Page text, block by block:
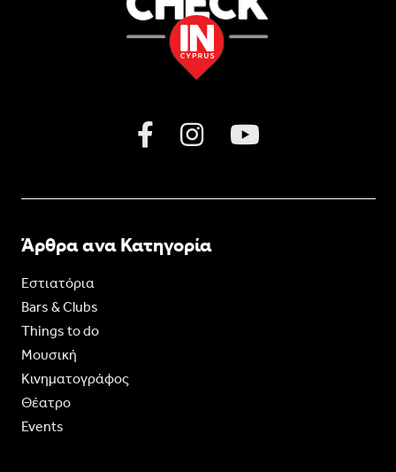
Άρθρα ανα Κατηγορία
Εστιατόρια
Bars & Clubs
Things to do
Moυσική
Κινηματογράφος
Θέατρο
Events